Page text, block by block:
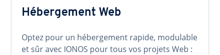
Hébergement Web
Optez pour un hébergement rapide, modulable
et sûr avec IONOS pour tous vos projets Web :